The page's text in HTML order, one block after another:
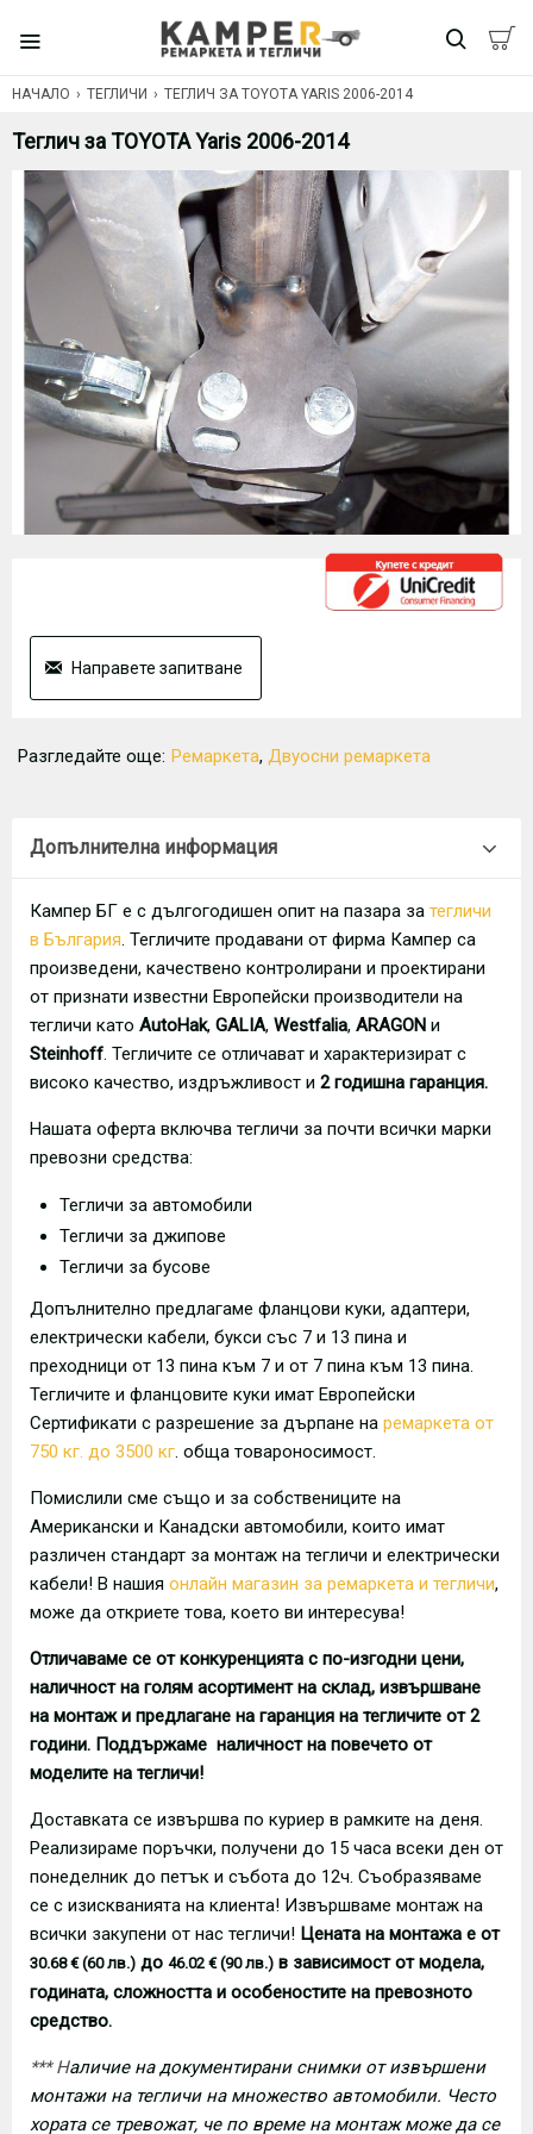
НАЧАЛО ТЕГЛИЧИ ТЕГЛИЧ ЗА TOYOTA YARIS 2006-2014
Теглич за TOYOTA Yaris 2006-2014
Направете запитване
Разгледайте още: Ремаркета, Двуосни ремаркета
Допълнителна информация
Кампер БГ е с дългогодишен опит на пазара за тегличи
в България. Тегличите продавани от фирма Кампер са
произведени, качествено контролирани и проектирани
от признати известни Европейски производители на
тегличи като AutoHak, GALIA, Westfalia, ARAGON и
Steinhoff. Тегличите се отличават и характеризират с
високо качество, издръжливост и 2 годишна гаранция.
Нашата оферта включва тегличи за почти всички марки
превозни средства:
Тегличи за автомобили
Тегличи за джипове
Тегличи за бусове
Допълнително предлагаме фланцови куки, адаптери,
електрически кабели, букси със 7 и 13 пина и
преходници от 13 пина към 7 и от 7 пина към 13 пина.
Тегличите и фланцовите куки имат Европейски
Сертификати с разрешение за дърпане на ремаркета от
750 кг. до 3500 кг. обща товароносимост.
Помислили сме също и за собствениците на
Американски и Канадски автомобили, които имат
различен стандарт за монтаж на тегличи и електрически
кабели! В нашия онлайн магазин за ремаркета и тегличи,
може да откриете това, което ви интересува!
Отличаваме се от конкуренцията с по-изгодни цени,
наличност на голям асортимент на склад, извършване
на монтаж и предлагане на гаранция на тегличите от 2
години. Поддържаме наличност на повечето от
моделите на тегличи!
Доставката се извършва по куриер в рамките на деня.
Реализираме поръчки, получени до 15 часа всеки ден от
понеделник до петък и събота до 12ч. Съобразяваме
се с изискванията на клиента! Извършваме монтаж на
всички закупени от нас тегличи! Цената на монтажа е от
30.68 € (60 лв.) до 46.02 € (90 лв.) в зависимост от модела,
годината, сложността и особеностите на превозното
средство.
*** Наличие на документирани снимки от извършени
монтажи на тегличи на множество автомобили. Често
хората се тревожат, че по време на монтаж може да се